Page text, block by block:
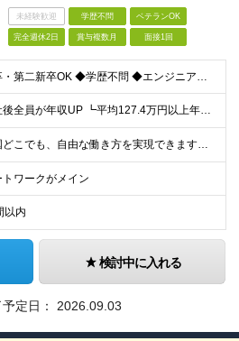
未経験歓迎 学歴不問 ベテランOK
完全週休2日 賞与複数月 面接1回
★既卒・第二新卒OK ◆学歴不問 ◆エンジニアとしての何かしらの実務経験が1年以上ある方 ※AI未経験者大歓迎 ★意欲重視の採用です！ 「経歴に自信がない」という方も、"今後挑戦したいこと""スキル
★入社後全員が年収UP ┗平均127.4万円以上年収UP！ ┗最大390万円UPの実績もあり 月給35万円～100万円＋決算賞与＋各種手当 【 給与イメージ 】 ■経験1年以上…月給35万円～＋決
★全国どこでも、自由な働き方を実現できます！ 全国のプロジェクト先やフルリモート環境での勤務も可能です。 ＼自由度の高い働き方、叶えます／ □フルリモートで働きたい □ハイブリットに働きたい □家庭
トワークがメイン
以内
検討中に入れる
定日： 2026.09.03